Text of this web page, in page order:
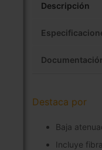
Descripción
Destaca por
Baja
Incluye